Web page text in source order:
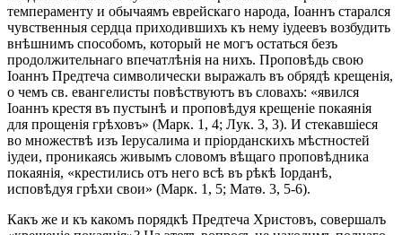
темпераменту и обычаямъ еврейскаго народа, Іоаннъ старался
чувственныя сердца приходившихъ къ нему іудеевъ возбудить
внѣшнимъ способомъ, который не могъ остаться безъ
продолжительнаго впечатлѣнія на нихъ. Проповѣдь свою
Іоаннъ Предтеча символически выражалъ въ обрядѣ крещенія,
о чемъ св. евангелисты повѣствуютъ въ словахъ: «явился
Іоаннъ крестя въ пустынѣ и проповѣдуя крещеніе покаянія
для прощенія грѣховъ» (Марк. 1, 4; Лук. 3, 3). И стекавшіеся
во множествѣ изъ Іерусалима и пріорданскихъ мѣстностей
іудеи, проникаясь живымъ словомъ вѣщаго проповѣдника
покаянія, «крестились отъ него всѣ въ рѣкѣ Іорданѣ,
исповѣдуя грѣхи свои» (Марк. 1, 5; Матѳ. 3, 5-6).
Какъ же и къ какомъ порядкѣ Предтеча Христовъ, совершалъ